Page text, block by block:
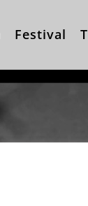
Festival